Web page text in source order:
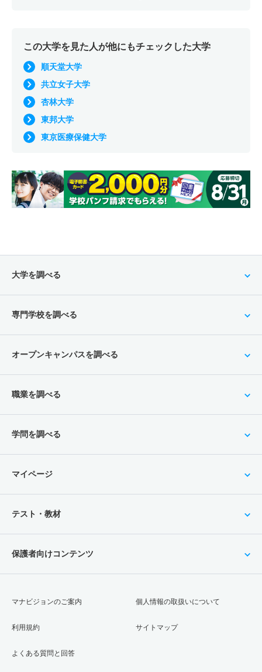
この大学を見た人が他にもチェックした大学
順天堂大学
共立女子大学
杏林大学
東邦大学
東京医療保健大学
大学を調べる
専門学校を調べる
オープンキャンパスを調べる
職業を調べる
学問を調べる
マイページ
テスト・教材
保護者向けコンテンツ
マナビジョンのご案内
利用規約
よくある質問と回答
個人情報の取扱いについて
サイトマップ